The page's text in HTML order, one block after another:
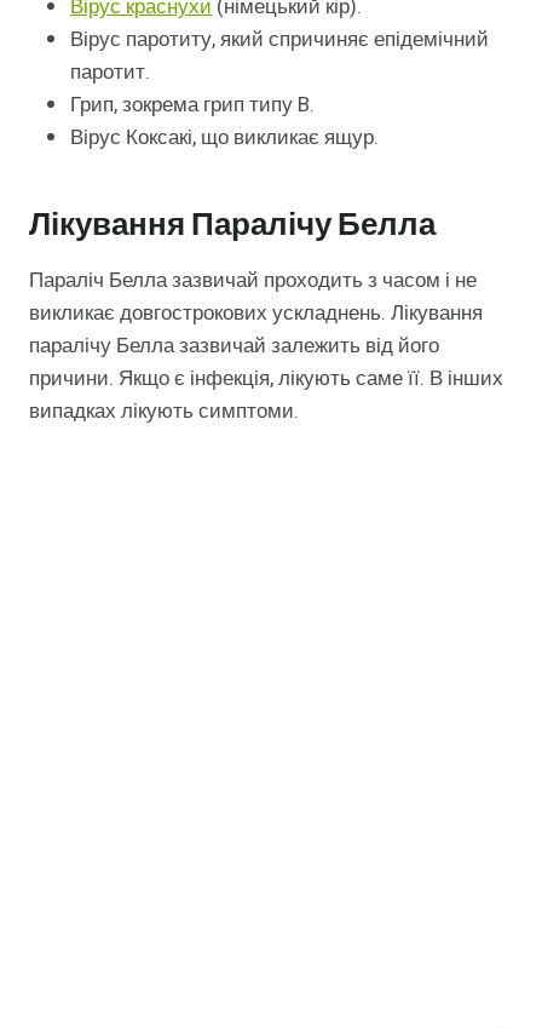
Вірус краснухи (німецький кір).
Вірус паротиту, який спричиняє епідемічний
паротит.
Грип, зокрема грип типу B.
Вірус Коксакі, що викликає ящур.
Лікування Паралічу Белла
Параліч Белла зазвичай проходить з часом і не
викликає довгострокових ускладнень. Лікування
паралічу Белла зазвичай залежить від його
причини. Якщо є інфекція, лікують саме її. В інших
випадках лікують симптоми.